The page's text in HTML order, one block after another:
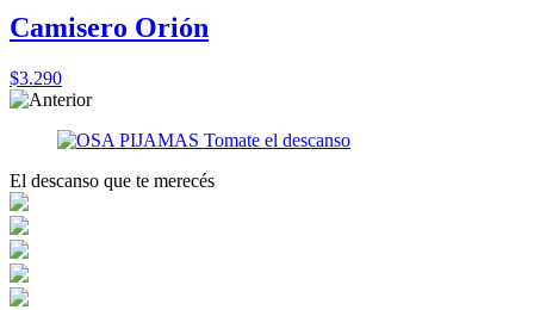
Camisero Orión
$3.290
El descanso que te merecés